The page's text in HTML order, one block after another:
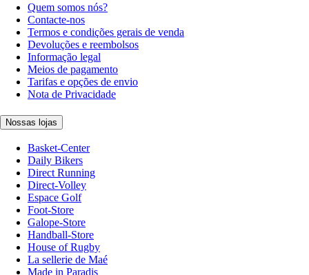
Quem somos nós?
Contacte-nos
Termos e condições gerais de venda
Devoluções e reembolsos
Informação legal
Meios de pagamento
Tarifas e opções de envio
Nota de Privacidade
Nossas lojas
Basket-Center
Daily Bikers
Direct Running
Direct-Volley
Espace Golf
Foot-Store
Galope-Store
Handball-Store
House of Rugby
La sellerie de Maé
Made in Paradis